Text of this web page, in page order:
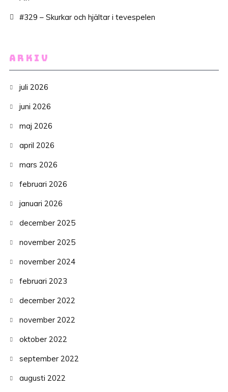
#329 – Skurkar och hjältar i tevespelen
ARKIV
juli 2026
juni 2026
maj 2026
april 2026
mars 2026
februari 2026
januari 2026
december 2025
november 2025
november 2024
februari 2023
december 2022
november 2022
oktober 2022
september 2022
augusti 2022